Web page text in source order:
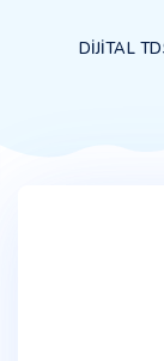
DIJITAL